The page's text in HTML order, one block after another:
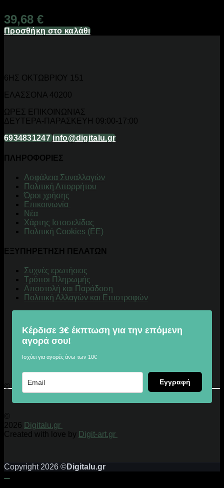
39,68 €
Προσθήκη στο καλάθι
6ΗΣ ΟΚΤΩΒΡΙΟΥ 151
ΕΛΑΣΣΟΝΑ 40200
ΩΡΕΣ ΕΠΙΚΟΙΝΩΝΙΑΣ
ΔΕΥΤΕΡΑ-ΠΑΡΑΣΚΕΥΗ 09:00-17:00
6934831247 info@digitalu.gr
ΠΛΗΡΟΦΟΡΙΕΣ
Aσφάλεια Συναλλαγών
Πολιτική Απορρήτου
Όροι χρήσης
Επικοινωνία
Νέα
Χάρτης Ιστοσελίδας
Πολιτική Cookies (ΕΕ)
ΕΞΥΠΗΡΕΤΗΣΗ ΠΕΛΑΤΩΝ
Συχνές ερωτήσεις
Τρόποι Πληρωμής
Αποστολή και Παράδοση
Πολιτική Αλλαγών και Επιστροφών
Κέρδισε 3€ έκπτωση για την επόμενη
αγορά σου!
Ισχύει για αγορές άνω των 10€
Εγγραφή
© 2026 Digitalu.gr
©
2026 Digitalu.gr
Created with love by Digit-art.gr
Copyright 2026 ©Digitalu.gr